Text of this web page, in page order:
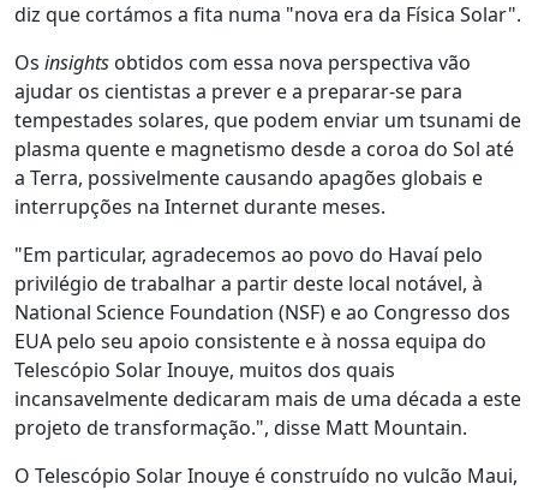
diz que cortámos a fita numa "nova era da Física Solar".
Os insights obtidos com essa nova perspectiva vão
ajudar os cientistas a prever e a preparar-se para
tempestades solares, que podem enviar um tsunami de
plasma quente e magnetismo desde a coroa do Sol até
a Terra, possivelmente causando apagões globais e
interrupções na Internet durante meses.
"Em particular, agradecemos ao povo do Havaí pelo
privilégio de trabalhar a partir deste local notável, à
National Science Foundation (NSF) e ao Congresso dos
EUA pelo seu apoio consistente e à nossa equipa do
Telescópio Solar Inouye, muitos dos quais
incansavelmente dedicaram mais de uma década a este
projeto de transformação.", disse Matt Mountain.
O Telescópio Solar Inouye é construído no vulcão Maui,